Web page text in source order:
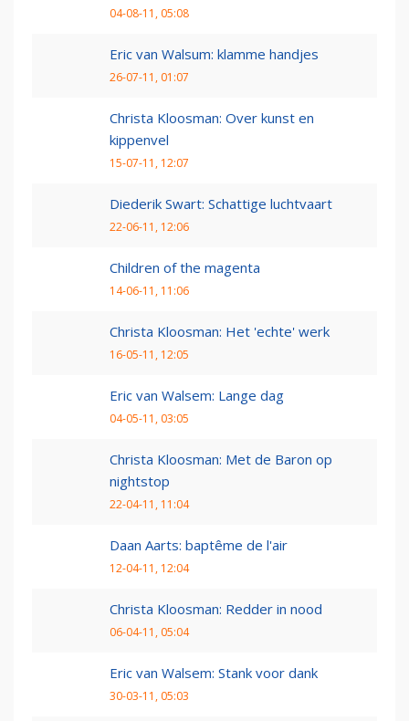
04-08-11, 05:08
Eric van Walsum: klamme handjes
26-07-11, 01:07
Christa Kloosman: Over kunst en
kippenvel
15-07-11, 12:07
Diederik Swart: Schattige luchtvaart
22-06-11, 12:06
Children of the magenta
14-06-11, 11:06
Christa Kloosman: Het 'echte' werk
16-05-11, 12:05
Eric van Walsem: Lange dag
04-05-11, 03:05
Christa Kloosman: Met de Baron op
nightstop
22-04-11, 11:04
Daan Aarts: baptême de l'air
12-04-11, 12:04
Christa Kloosman: Redder in nood
06-04-11, 05:04
Eric van Walsem: Stank voor dank
30-03-11, 05:03